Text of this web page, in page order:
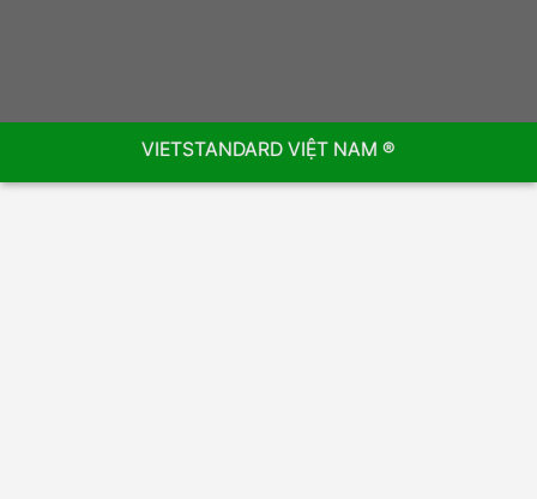
VIETSTANDARD VIỆT NAM ®